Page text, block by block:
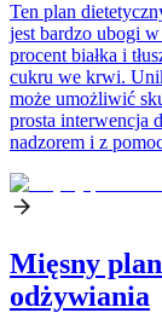
Ten plan
jest bardzo ubogi
procent białka i
cukru we krwi.
może umożliwić
prosta interwencja
nadzorem i z
Mięsny
odżywiania